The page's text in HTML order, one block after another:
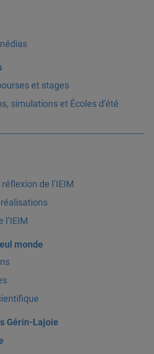
et stages
simulations et Écoles d’été
de l’IEIM
l’IEIM
monde
Gérin-Lajoie